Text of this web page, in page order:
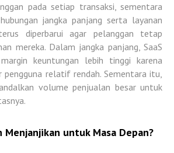
pada setiap transaksi, sementara
jangka panjang serta layanan
diperbarui agar pelanggan tetap
mereka. Dalam jangka panjang, SaaS
keuntungan lebih tinggi karena
pengguna relatif rendah. Sementara itu,
volume penjualan besar untuk
Menjanjikan untuk Masa Depan?